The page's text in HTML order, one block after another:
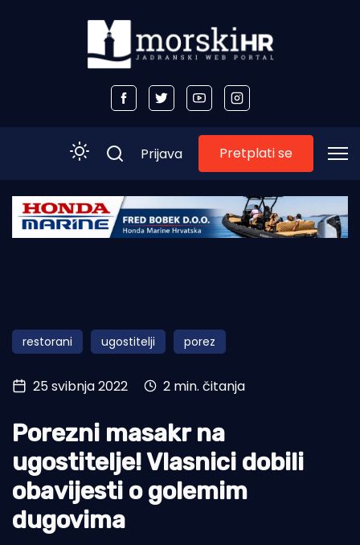
Početna
Obala
Otoci
Turizam i nautika
Pomorstvo
Ribolov
Ekologija
Tradicija i kultura
Prijava Pretplati se
restorani ugostitelji porez
25 svibnja 2022 2 min. čitanja
Porezni masakr na
ugostitelje! Vlasnici dobili
obavijesti o golemim
dugovima